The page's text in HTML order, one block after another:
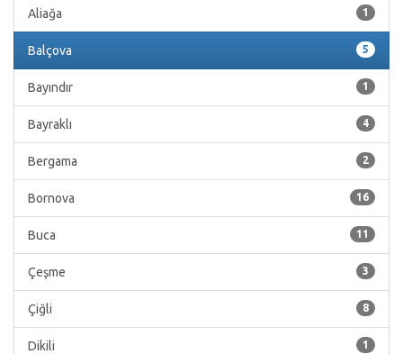
1
Aliağa
5
Balçova
1
Bayındır
4
Bayraklı
2
Bergama
16
Bornova
11
Buca
3
Çeşme
8
Çiğli
1
Dikili